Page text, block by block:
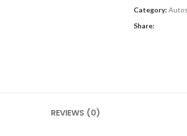
Category: Autos
Share:
REVIEWS (0)